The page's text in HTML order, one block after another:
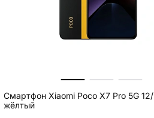
Смартфон Xiaomi Poco X7 Pro 5G
жёлтый